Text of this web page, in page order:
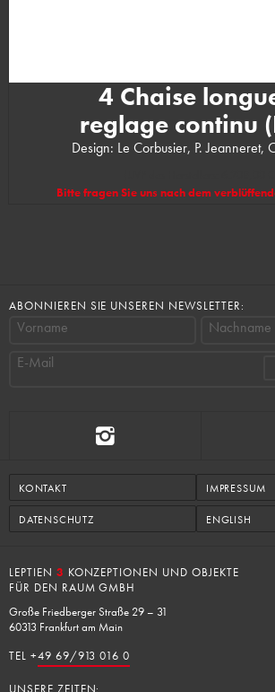
4 Chaise
reglage continu
Design: Le Corbusier, P. Jeanneret,
Bitte fragen Sie uns nach dem
ABONNIEREN SIE UNSEREN NEWSLETTER:
Vorname
Nachname
E-Mail
KONTAKT IMPRESSUM
DATENSCHUTZ ENGLISH
LEPTIEN 3 KONZEPTIONEN UND OBJEKTE
FÜR DEN RAUM GMBH
Große Friedberger Straße 29 – 31
60313 Frankfurt am Main
TEL +49 69/913 016 0